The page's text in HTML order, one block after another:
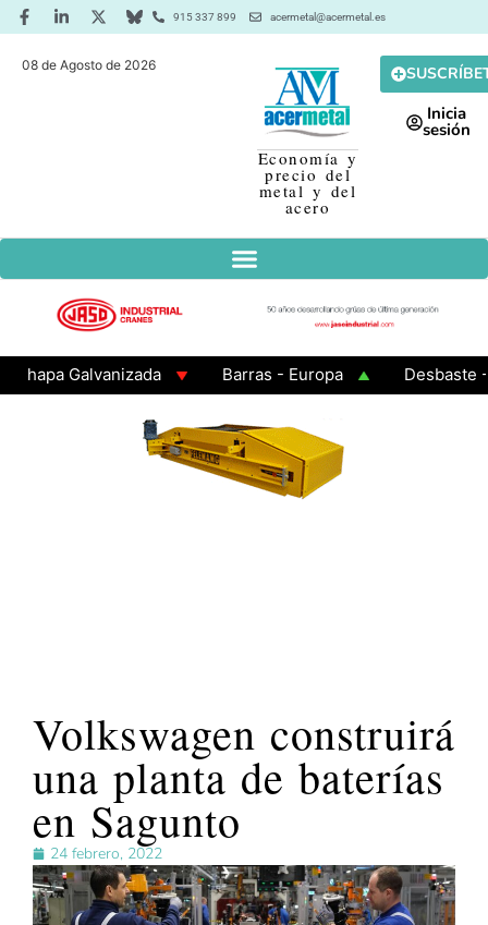
915 337 899 acermetal@acermetal.es
08 de Agosto de 2026
Economía y
precio del
metal y del
acero
Inicia
sesión
Galvanizada Barras - Europa
Desbaste -
Volkswagen construirá
una planta de baterías
en Sagunto
24 febrero, 2022